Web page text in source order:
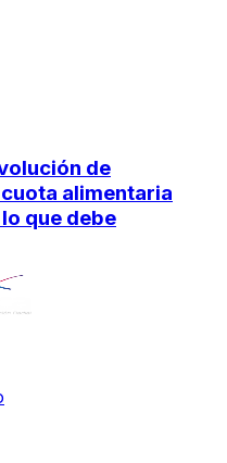
de
alimentaria
que debe